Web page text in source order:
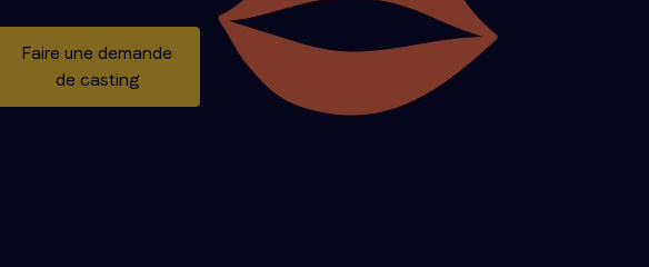
Faire une demande
de casting